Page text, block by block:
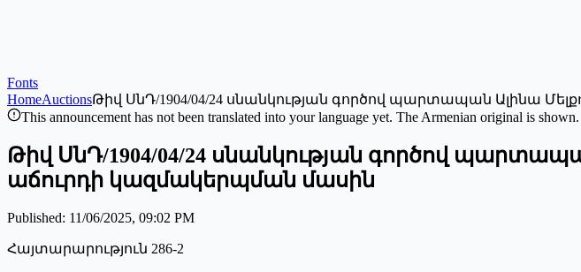
Fonts
HomeAuctionsԹիվ ՍնԴ/1904/04/24 սնանկության գործով պարտապան Ալինա
This announcement has not been translated into your language yet. The Armenian original is shown.
Թիվ ՍնԴ/1904/04/24 սնանկության գործով
աճուրդի կազմակերպման մասին
Published: 11/06/2025, 09:02 PM
Հայտարարություն 286-2